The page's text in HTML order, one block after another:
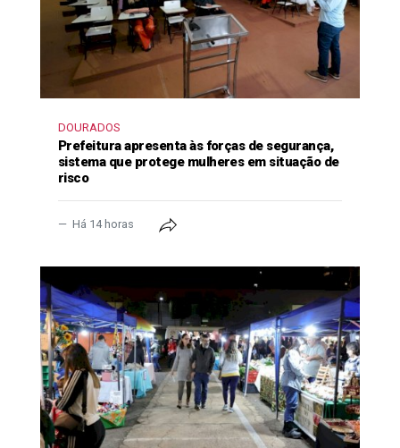
DOURADOS
Prefeitura apresenta às forças de segurança,
sistema que protege mulheres em situação de
risco
Há 14 horas